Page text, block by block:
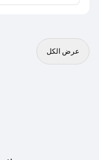
عرض الكل